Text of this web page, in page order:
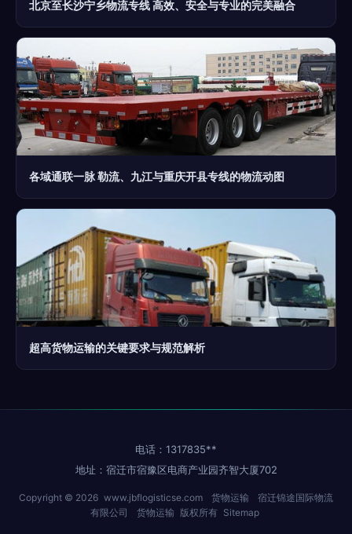
北京至长沙宁乡物流专线 高效、安全与专业的完美融合
各域通联一脉 勒流、九江与重庆开县专线的物流动图
超高货物运输的关键要求与规范解析
电话：1317835**
地址：宿迁市宿豫区电商产业园齐智大厦702
Copyright © 2026 www.jbflogisticse.com 货物运输
宿迁锦途国际物流
有限公司
货物运输 版权所有 Sitemap